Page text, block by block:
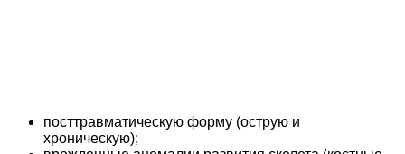
посттравматическую форму (острую и
хроническую);